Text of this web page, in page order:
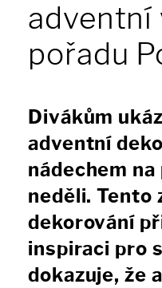
adventní
pořadu
Divákům
adventní
nádechem
neděli. Tento
dekorování
inspiraci pro
dokazuje, že